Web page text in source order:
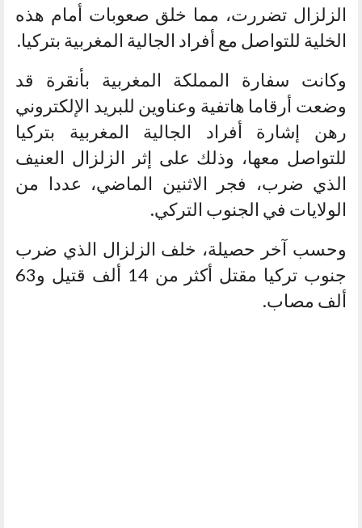
الزلزال تضررت، مما خلق صعوبات أمام هذه
الخلية للتواصل مع أفراد الجالية المغربية بتركيا.
وكانت سفارة المملكة المغربية بأنقرة قد
وضعت أرقاما هاتفية وعناوين للبريد الإلكتروني
رهن إشارة أفراد الجالية المغربية بتركيا
للتواصل معها، وذلك على إثر الزلزال العنيف
الذي ضرب، فجر الاثنين الماضي، عددا من
الولايات في الجنوب التركي.
وحسب آخر حصيلة، خلف الزلزال الذي ضرب
جنوب تركيا مقتل أكثر من 14 ألف قتيل و63
ألف مصاب.